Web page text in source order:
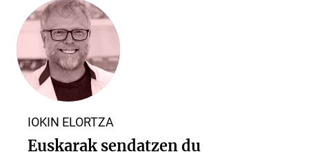
IOKIN ELORTZA
Euskarak sendatzen du